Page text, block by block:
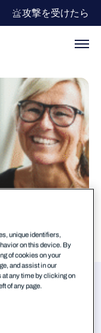
攻撃を受けたら
unique identifiers,
on this device. By
of cookies on your
and assist in our
at any time by clicking on
of any page.